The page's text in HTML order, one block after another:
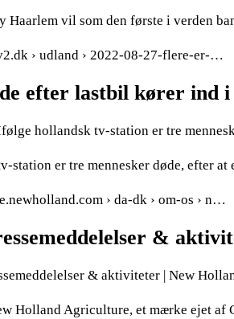
Haarlem vil som den første i verden
› udland › 2022-08-27-flere-er-…
efter lastbil kører ind
hollandsk tv-station er tre
station er tre mennesker døde, efter
› da-dk › om-os › n…
&
& aktiviteter | New
Holland Agriculture, et mærke ejet